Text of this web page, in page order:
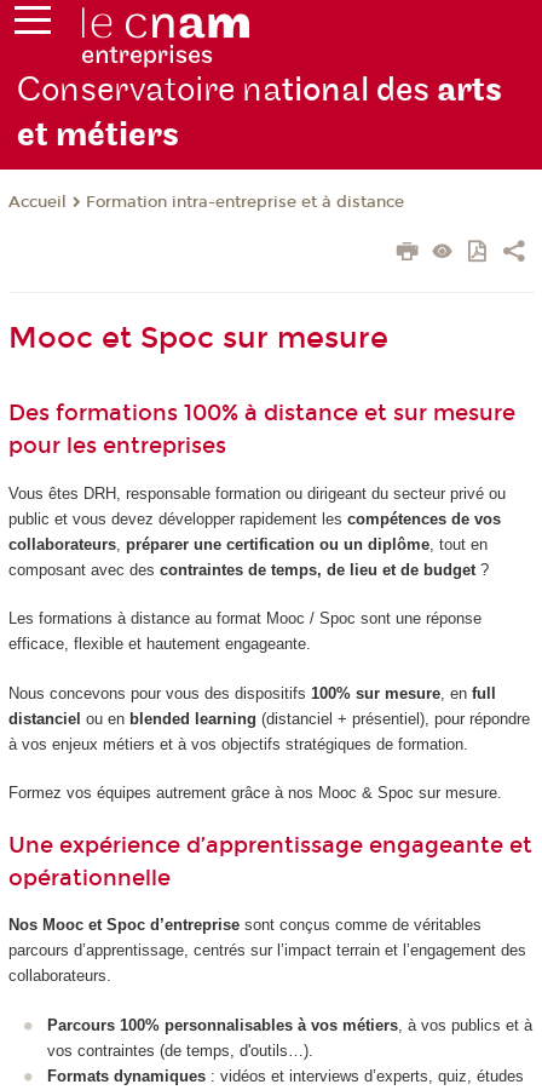
Conservatoire national des arts
et métiers
Accueil Formation intra-entreprise et à distance
Mooc et Spoc sur mesure
Des formations 100% à distance et sur mesure
pour les entreprises
Vous êtes DRH, responsable formation ou dirigeant du secteur privé ou
public et vous devez développer rapidement les compétences de vos
collaborateurs, préparer une certification ou un diplôme, tout en
composant avec des contraintes de temps, de lieu et de budget?
Les formations à distance au format Mooc / Spoc sont une réponse
efficace, flexible et hautement engageante.
Nous concevons pour vous des dispositifs 100% sur mesure, en full
distanciel ou en blended learning (distanciel + présentiel), pour répondre
à vos enjeux métiers et à vos objectifs stratégiques de formation.
Formez vos équipes autrement grâce à nos Mooc & Spoc sur mesure.
Une expérience d’apprentissage engageante et
opérationnelle
Nos Mooc et Spoc d’entreprisesont conçus comme de véritables
parcours d’apprentissage, centrés sur l’impact terrain et l’engagement des
collaborateurs.
Parcours 100% personnalisables à vos métiers , à vos publics et à
vos contraintes (de temps, d'outils…).
Formats dynamiques : vidéos et interviews d’experts, quiz, études